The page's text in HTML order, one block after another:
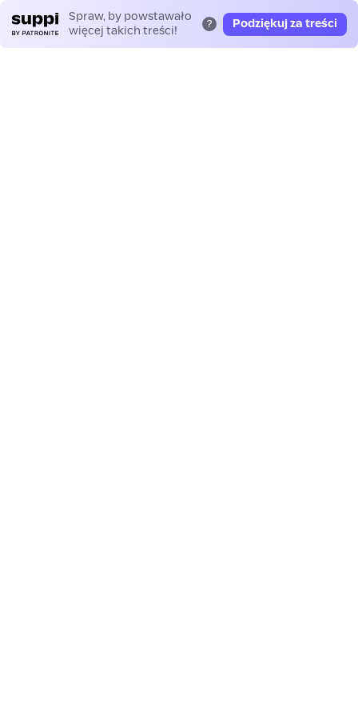
Spraw, by powstawało
więcej takich treści!
? Podziękuj za treści